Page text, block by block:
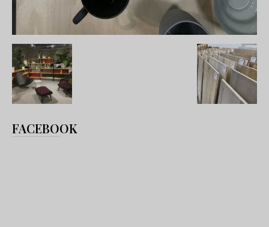
FACEBOOK